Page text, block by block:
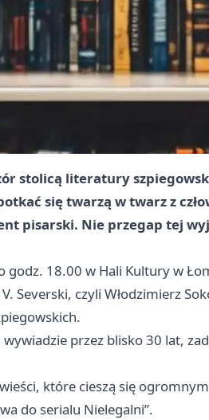
stolicą literatury
się twarzą w twarz z
pisarski. Nie przegap tej
godz. 18.00 w Hali Kultury w
Severski, czyli Włodzimierz
przez blisko 30 lat,
które cieszą się
do serialu Nielegalni”.